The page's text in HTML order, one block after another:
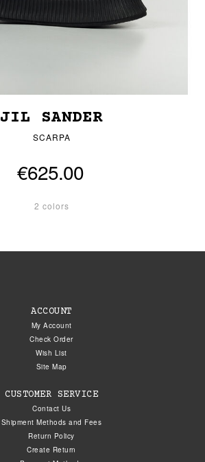
JIL SANDER
SCARPA
€625.00
2 colors
ACCOUNT
My Account
Check Order
Wish List
Site Map
CUSTOMER SERVICE
Contact Us
Shipment Methods and Fees
Return Policy
Create Return